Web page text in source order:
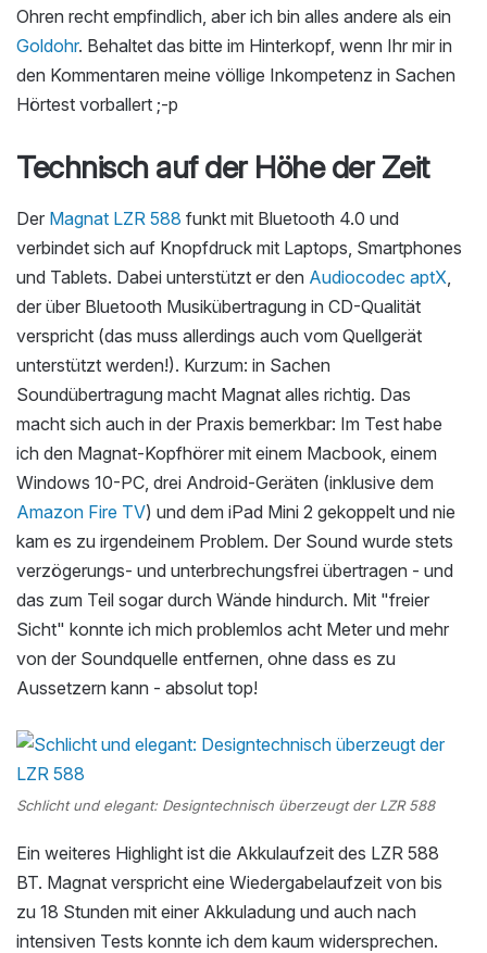
Ohren recht empfindlich, aber ich bin alles andere als ein
Goldohr. Behaltet das bitte im Hinterkopf, wenn Ihr mir in
den Kommentaren meine völlige Inkompetenz in Sachen
Hörtest vorballert ;-p
Technisch auf der Höhe der Zeit
Der Magnat LZR 588 funkt mit Bluetooth 4.0 und
verbindet sich auf Knopfdruck mit Laptops, Smartphones
und Tablets. Dabei unterstützt er den Audiocodec aptX
der über Bluetooth Musikübertragung in CD-Qualität
verspricht (das muss allerdings auch vom Quellgerät
unterstützt werden!). Kurzum: in Sachen
Soundübertragung macht Magnat alles richtig. Das
macht sich auch in der Praxis bemerkbar: Im Test habe
ich den Magnat-Kopfhörer mit einem Macbook, einem
Windows 10-PC, drei Android-Geräten (inklusive dem
Amazon Fire TV) und dem iPad Mini 2 gekoppelt und nie
kam es zu irgendeinem Problem. Der Sound wurde stets
verzögerungs- und unterbrechungsfrei übertragen - und
das zum Teil sogar durch Wände hindurch. Mit "freier
Sicht" konnte ich mich problemlos acht Meter und mehr
von der Soundquelle entfernen, ohne dass es zu
Aussetzern kann - absolut top!
Schlicht und elegant: Designtechnisch überzeugt der LZR 588
Ein weiteres Highlight ist die Akkulaufzeit des LZR 588
BT. Magnat verspricht eine Wiedergabelaufzeit von bis
zu 18 Stunden mit einer Akkuladung und auch nach
intensiven Tests konnte ich dem kaum widersprechen.